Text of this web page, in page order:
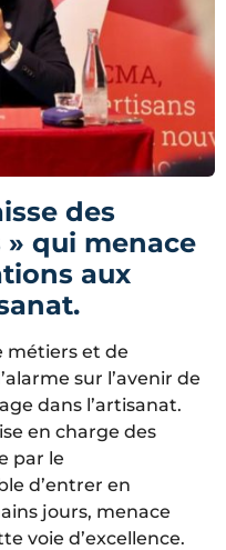
des
qui menace
aux
métiers et de
sur l’avenir de
dans l’artisanat.
en charge des
par le
d’entrer en
jours, menace
voie d’excellence.